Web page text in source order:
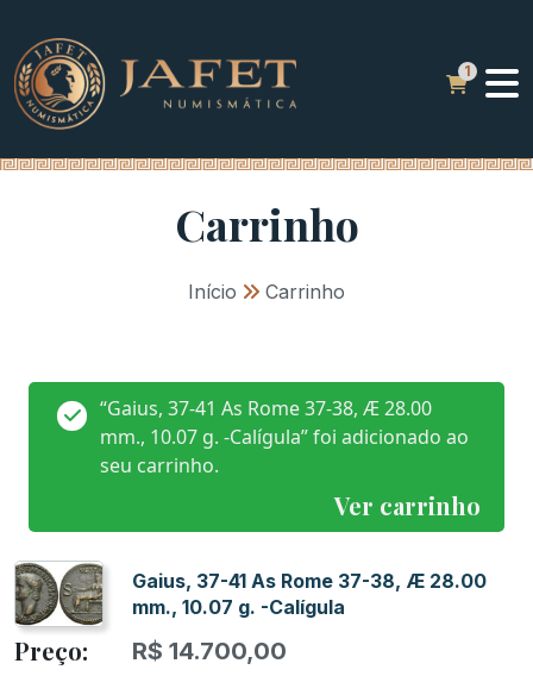
Carrinho
Início » Carrinho
Ver carrinho
“Gaius, 37-41 As Rome 37-38, Æ 28.00
mm., 10.07 g. -Calígula” foi adicionado ao
seu carrinho.
Gaius, 37-41 As Rome 37-38, Æ 28.00
mm., 10.07 g. -Calígula
R$ 14.700,00